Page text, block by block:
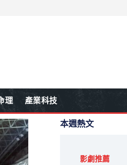
理 產業科技
本週熱文
影劇推薦